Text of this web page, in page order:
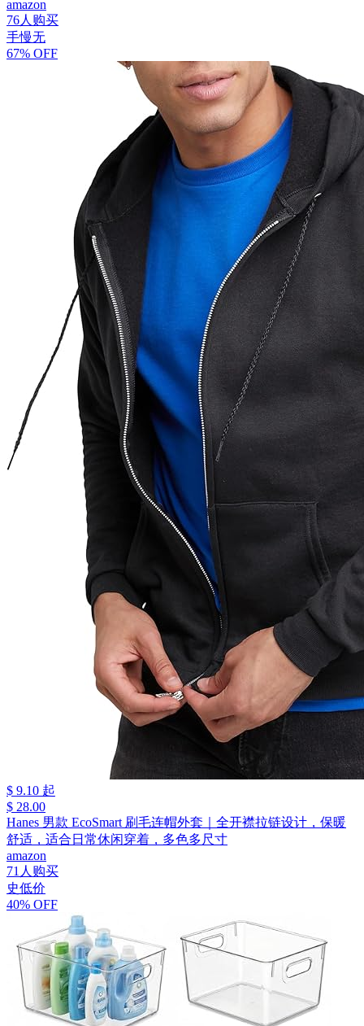
amazon
76人购买
手慢无
67% OFF
$ 9.10 起
$ 28.00
Hanes 男款 EcoSmart 刷毛连帽外套｜全开襟拉链设计，保暖
舒适，适合日常休闲穿着，多色多尺寸
amazon
71人购买
史低价
40% OFF